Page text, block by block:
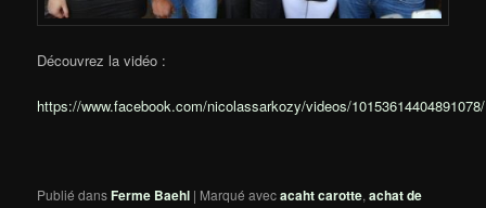
Découvrez la vidéo :
https://www.facebook.com/nicolassarkozy/videos/10153614404891078/
Publié dansFerme Baehl | Marqué avecacaht carotte,achat de